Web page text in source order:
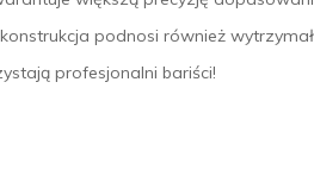
podnosi również
profesjonalni bariści!